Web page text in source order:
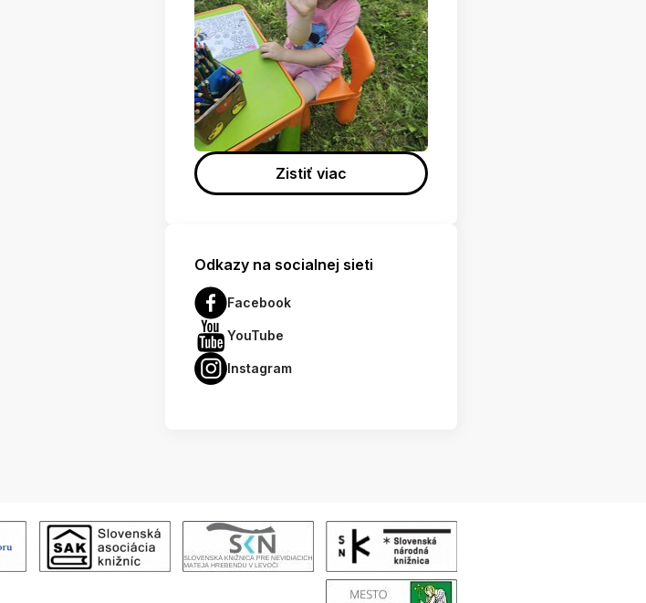
Zistiť viac
Odkazy na socialnej sieti
Facebook
YouTube
Instagram